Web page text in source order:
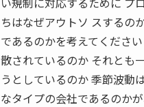
ちはなぜアウトソ スするの
であるのかを考えてくださ
散されているのか それとも
うとしているのか 季節波動
なタイプの会社であるのか